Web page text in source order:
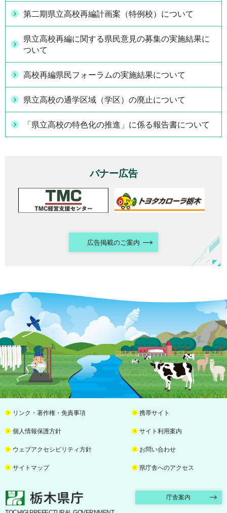
第二期県立高校再編計画案（特例校）について
県立高校再編に関する県民意見の募集の実施結果に
ついて
高校再編県民フォーラムの実施結果について
県立高校の通学区域（学区）の廃止について
「県立高校の特色化の推進」に係る報告書について
バナー広告
広告掲載のご案内
リンク・著作権・免責事項 携帯サイト
個人情報保護方針 サイト利用案内
ウェブアクセシビリティ方針 お問い合わせ
サイトマップ 県庁舎へのアクセス
栃木県庁 庁舎案内